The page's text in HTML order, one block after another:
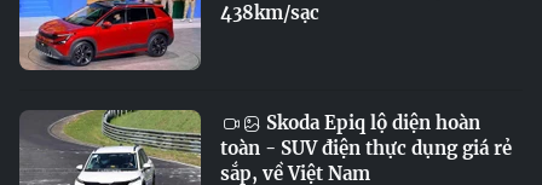
438km/sạc
Skoda Epiq lộ diện hoàn
toàn - SUV điện thực dụng giá rẻ
sắp, về Việt Nam